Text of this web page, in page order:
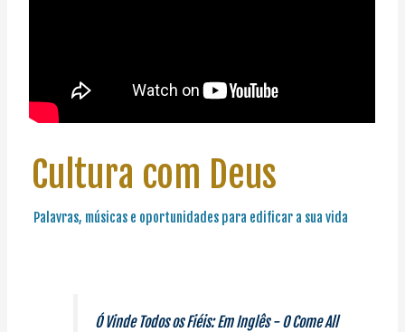
Cultura com Deus
Palavras, músicas e oportunidades para edificar a sua vida
Ó Vinde Todos os Fiéis: Em Inglês - O Come All